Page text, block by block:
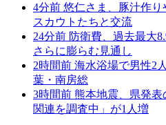
4分前 悠仁さま、豚汁作
スカウトたちと交流
24分前 防衛費、過去最大
さらに膨らむ見通し
2時間前 海水浴場で男性2
葉・南房総
3時間前 熊本地震、県発
関連を調査中」が1人増